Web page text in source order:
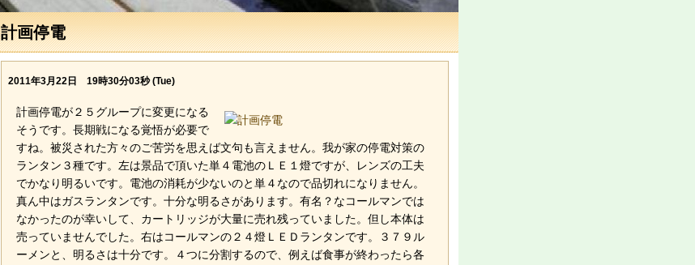
計画停電
2011年3月22日 19時30分03秒 (Tue)
計画停電が２５グループに変更になる
そうです。長期戦になる覚悟が必要で
すね。被災された方々のご苦労を思えば文句も言えません。我が家の停電対策の
ランタン３種です。左は景品で頂いた単４電池のＬＥ１燈ですが、レンズの工夫
でかなり明るいです。電池の消耗が少ないのと単４なので品切れになりません。
真ん中はガスランタンです。十分な明るさがあります。有名？なコールマンでは
なかったのが幸いして、カートリッジが大量に売れ残っていました。但し本体は
売っていませんでした。右はコールマンの２４燈ＬＥＤランタンです。３７９ル
ーメンと、明るさは十分です。４つに分割するので、例えば食事が終わったら各